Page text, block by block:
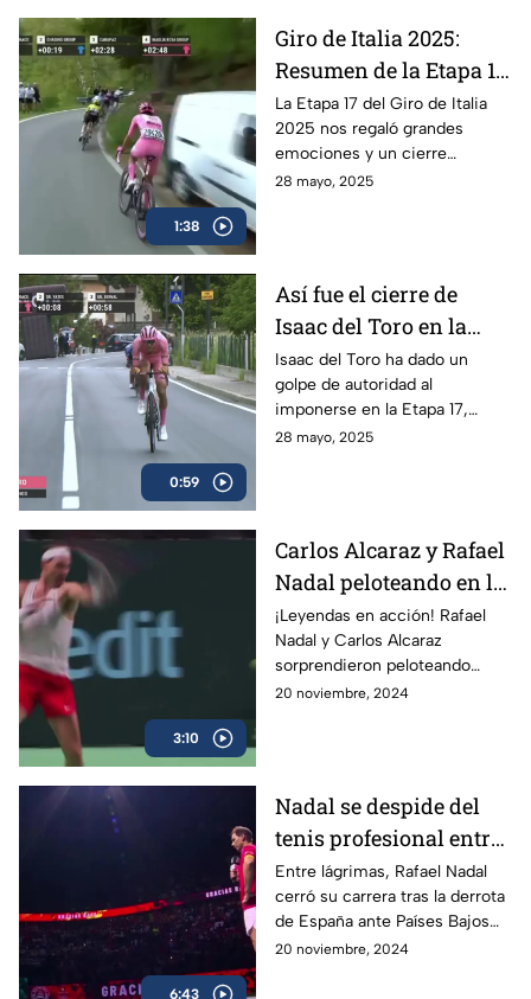
1:38
Giro de Italia 2025:
Resumen de la Etapa 17
y el triunfo de Isaac del
Toro
La Etapa 17 del Giro de Italia
2025 nos regaló grandes
emociones y un cierre
espectacular, en donde el líder
28 mayo, 2025
0:59
Así fue el cierre de
Isaac del Toro en la
Etapa 17 del Giro de
Italia
Isaac del Toro ha dado un
golpe de autoridad al
imponerse en la Etapa 17,
consolidándose como líder de
28 mayo, 2025
3:10
Carlos Alcaraz y Rafael
Nadal peloteando en la
Copa Davis
¡Leyendas en acción! Rafael
Nadal y Carlos Alcaraz
sorprendieron peloteando
juntos en la Copa Davis
20 noviembre, 2024
6:43
Nadal se despide del
tenis profesional entre
lágrimas
Entre lágrimas, Rafael Nadal
cerró su carrera tras la derrota
de España ante Países Bajos
en la Copa Davis, dejando un
20 noviembre, 2024